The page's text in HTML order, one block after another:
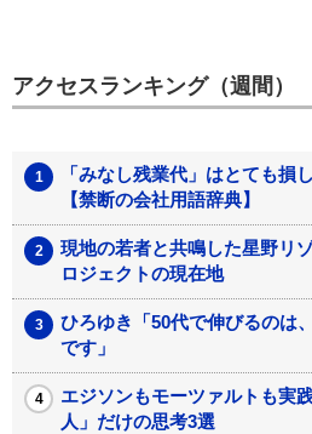
アクセスランキング（週間）
「みなし残業代」はとても
【禁断の会社用語辞典】
現地の若者と共鳴した星野リ
ロジェクトの現在地
ひろゆき「50代で伸びるのは
です」
エジソンもモーツァルトも実
人」だけの思考3選